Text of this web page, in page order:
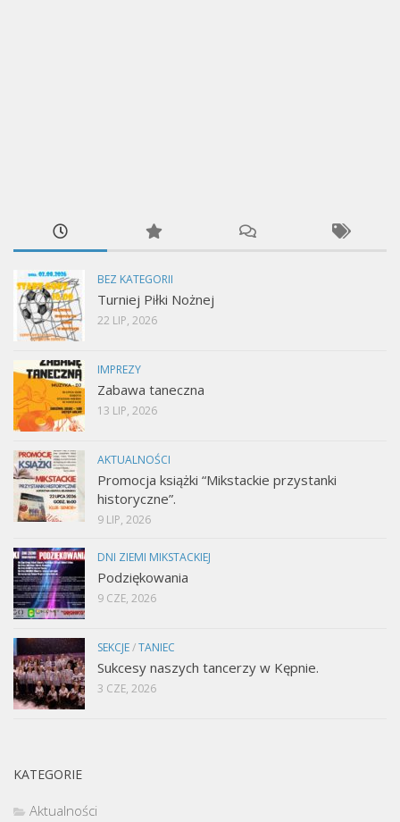
BEZ KATEGORII
Turniej Piłki Nożnej
22 LIP, 2026
IMPREZY
Zabawa taneczna
13 LIP, 2026
AKTUALNOŚCI
Promocja książki “Mikstackie przystanki
historyczne”.
9 LIP, 2026
DNI ZIEMI MIKSTACKIEJ
Podziękowania
9 CZE, 2026
SEKCJE/TANIEC
Sukcesy naszych tancerzy w Kępnie.
3 CZE, 2026
KATEGORIE
Aktualności